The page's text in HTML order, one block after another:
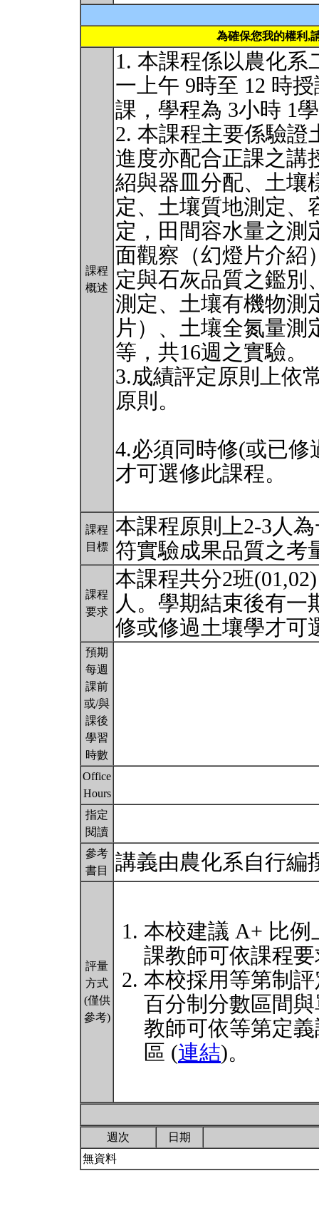
為確保您我的權利,
課程
概述
1. 本課程係以農化
一上午 9時至 12 時
課，學程為 3小時 1
2. 本課程主要係驗證
進度亦配合正課之講
紹與器皿分配、土壤
定、土壤質地測定、
定，田間容水量之測
面觀察（幻燈片介紹
定與石灰品質之鑑別
測定、土壤有機物測
片）、土壤全氮量測
等，共16週之實驗。
3.成績評定原則上依
原則。
4.必須同時修(或已修
才可選修此課程。
課程
目標
本課程原則上2-3人
符實驗成果品質之考
課程
要求
本課程共分2班
人。學期結束後有一
修或修過土壤學才可
預期
每週
課前
或/與
課後
學習
時數
Office
Hours
指定
閱讀
參考
書目
講義由農化系自行編
評量
方式
(僅供
參考)
本校建議 A+ 比例
課教師可依課程
本校採用等第制
百分制分數區間
教師可依等第定
區 (連結)。
週次
日期
無資料